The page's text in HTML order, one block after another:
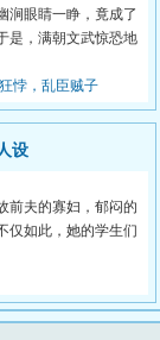
涧眼睛一睁，竟成了
是，满朝文武惊恐地
悖，乱臣贼子
设
前夫的寡妇，郁闷的
仅如此，她的学生们